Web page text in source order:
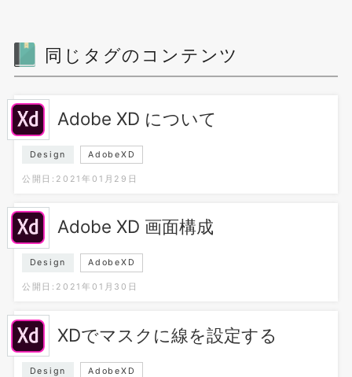
同じタグのコンテンツ
Adobe XD について
Design AdobeXD
公開日:2021年01月29日
Adobe XD 画面構成
Design AdobeXD
公開日:2021年01月30日
XDでマスクに線を設定する
Design AdobeXD